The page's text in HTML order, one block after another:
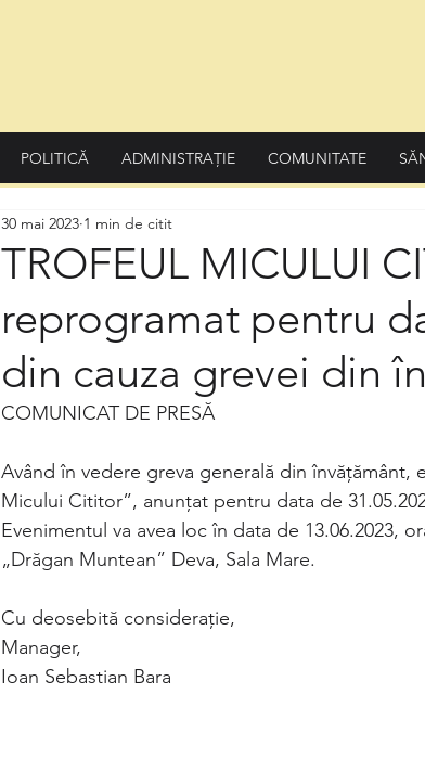
POLITICĂ ADMINISTRAȚIE COMUNITATE
TROFEUL MICULUI
reprogramat pentru
din cauza grevei din
30 mai 2023 1 min de citit
COMUNICAT DE PRESĂ
Având în vedere greva generală din învățământ,
Micului Cititor”, anunțat pentru data de
Evenimentul va avea loc în data de 13.06.2023,
„Drăgan Muntean” Deva, Sala Mare.
Cu deosebită considerație,
Manager,
Ioan Sebastian Bara